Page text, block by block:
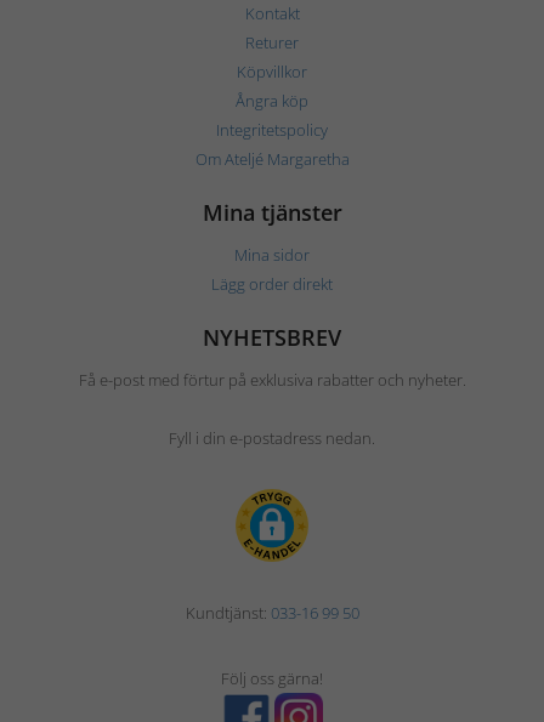
Kontakt
Returer
Köpvillkor
Ångra köp
Integritetspolicy
Om Ateljé Margaretha
Mina tjänster
Mina sidor
Lägg order direkt
NYHETSBREV
Få e-post med förtur på exklusiva rabatter och nyheter.
Fyll i din e-postadress nedan.
Kundtjänst: 033-16 99 50
Följ oss gärna!